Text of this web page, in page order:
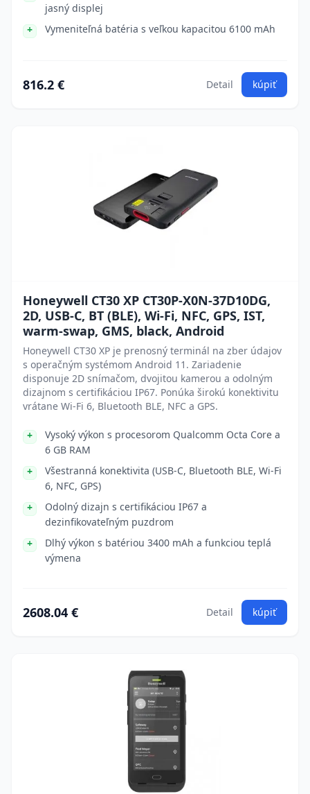
jasný displej
Vymeniteľná batéria s veľkou kapacitou 6100 mAh
816.2 € Detail kúpiť
Honeywell CT30 XP CT30P-X0N-37D10DG,
2D, USB-C, BT (BLE), Wi-Fi, NFC, GPS, IST,
warm-swap, GMS, black, Android
Honeywell CT30 XP je prenosný terminál na zber údajov
s operačným systémom Android 11. Zariadenie
disponuje 2D snímačom, dvojitou kamerou a odolným
dizajnom s certifikáciou IP67. Ponúka širokú konektivitu
vrátane Wi-Fi 6, Bluetooth BLE, NFC a GPS.
Vysoký výkon s procesorom Qualcomm Octa Core a
6 GB RAM
Všestranná konektivita (USB-C, Bluetooth BLE, Wi-Fi
6, NFC, GPS)
Odolný dizajn s certifikáciou IP67 a
dezinfikovateľným puzdrom
Dlhý výkon s batériou 3400 mAh a funkciou teplá
výmena
2608.04 € Detail kúpiť